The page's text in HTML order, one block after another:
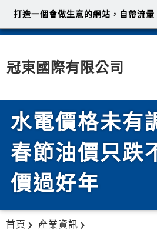
冠東國際有限公司
水電價格未有
春節油價只跌
價過好年
首頁
產業資訊
打造一個會做生意的網站，自帶流量